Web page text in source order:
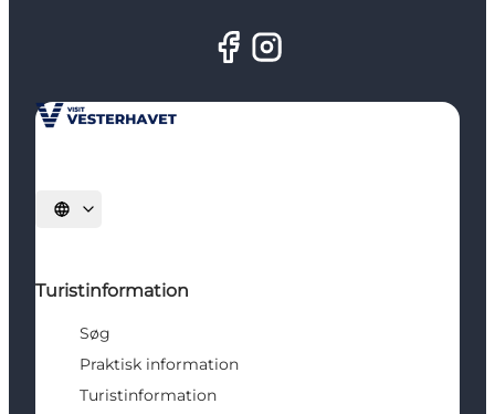
Vælg sprog
Turistinformation
Søg
Praktisk information
Turistinformation